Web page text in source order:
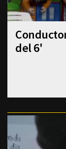
del 6'